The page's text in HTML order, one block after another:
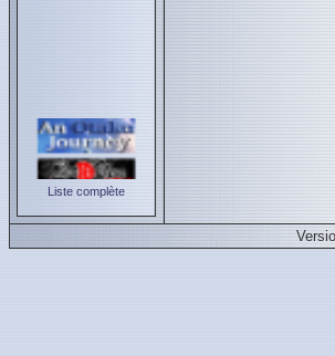
Liste complète